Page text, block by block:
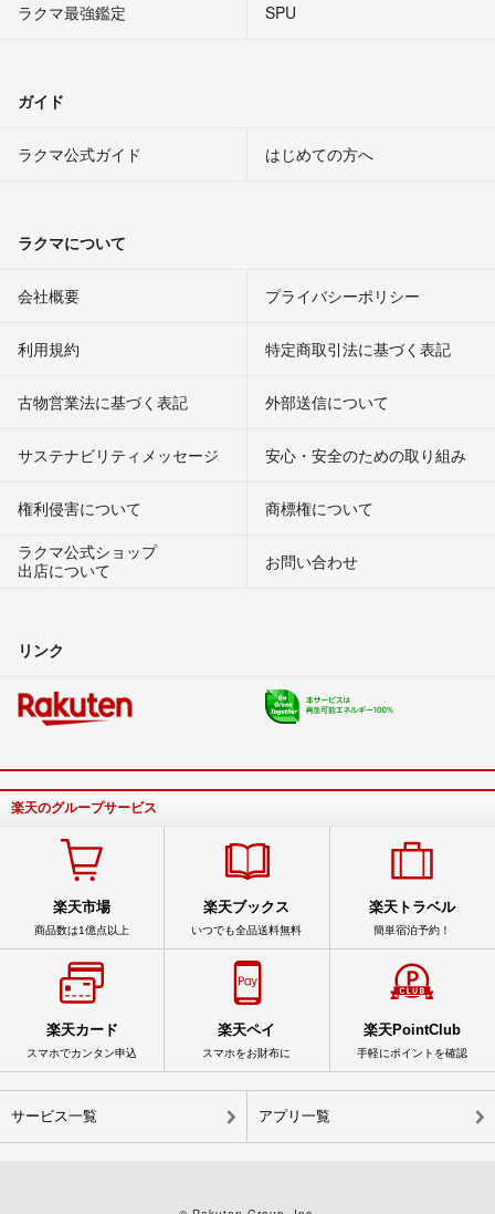
ラクマ最強鑑定
SPU
ガイド
ラクマ公式ガイド はじめての方へ
ラクマについて
会社概要 プライバシーポリシー
利用規約 特定商取引法に基づく表記
古物営業法に基づく表記 外部送信について
サステナビリティメッセージ 安心・安全のための取り組み
権利侵害について
商標権について
ラクマ公式ショップ
出店について
お問い合わせ
リンク
楽天のグループサービス
楽天市場
商品数は1億点以上
楽天ブックス
いつでも全品送料無料
楽天トラベル
簡単宿泊予約！
楽天カード
スマホでカンタン申込
楽天ペイ
スマホをお財布に
楽天PointClub
手軽にポイントを確認
サービス一覧 アプリ一覧